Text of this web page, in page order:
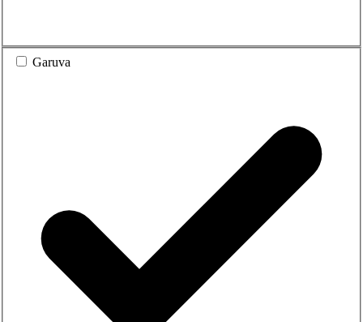
Garuva